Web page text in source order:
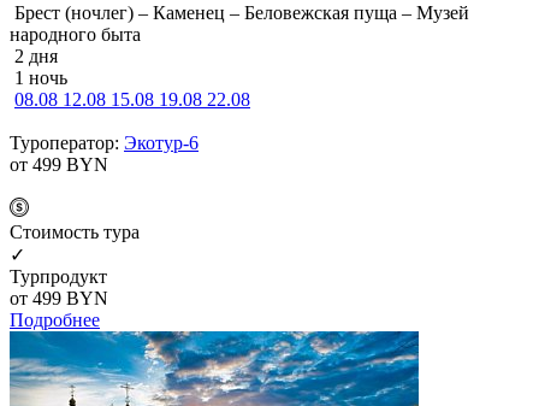
Брест (ночлег) – Каменец – Беловежская пуща – Музей
народного быта
2 дня
1 ночь
08.08 12.08 15.08 19.08 22.08
Туроператор: Экотур-6
от 499 BYN
Cтоимость тура
✓
Турпродукт
от 499 BYN
Подробнее